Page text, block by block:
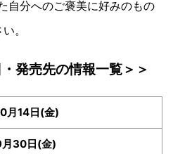
自分へのご褒美に好みのもの
。
発売先の情報一覧＞＞
月14日(金)
30日(金)